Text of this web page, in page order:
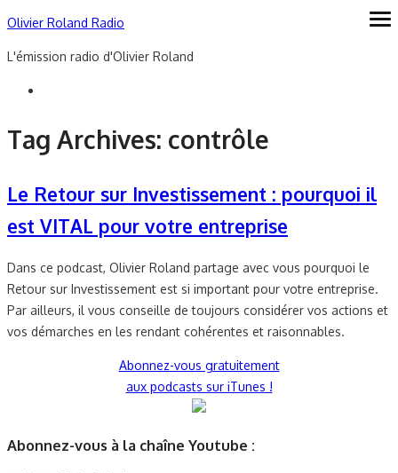
Skip
content
Olivier Roland Radio
L'émission radio d'Olivier Roland
Tag Archives: contrôle
Le Retour sur Investissement : pourquoi il
est VITAL pour votre entreprise
Dans ce podcast, Olivier Roland partage avec vous pourquoi le
Retour sur Investissement est si important pour votre entreprise.
Par ailleurs, il vous conseille de toujours considérer vos actions et
vos démarches en les rendant cohérentes et raisonnables.
Abonnez-vous gratuitement
aux podcasts sur iTunes !
Abonnez-vous à la chaîne Youtube :